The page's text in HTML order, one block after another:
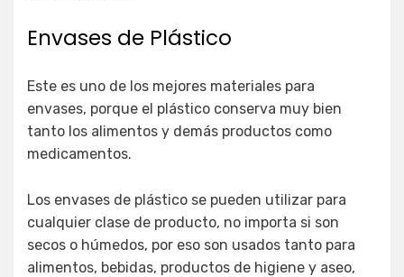
Envases de Plástico
Este es uno de los mejores materiales para
envases, porque el plástico conserva muy bien
tanto los alimentos y demás productos como
medicamentos.
Los envases de plástico se pueden utilizar para
cualquier clase de producto, no importa si son
secos o húmedos, por eso son usados tanto para
alimentos, bebidas, productos de higiene y aseo,